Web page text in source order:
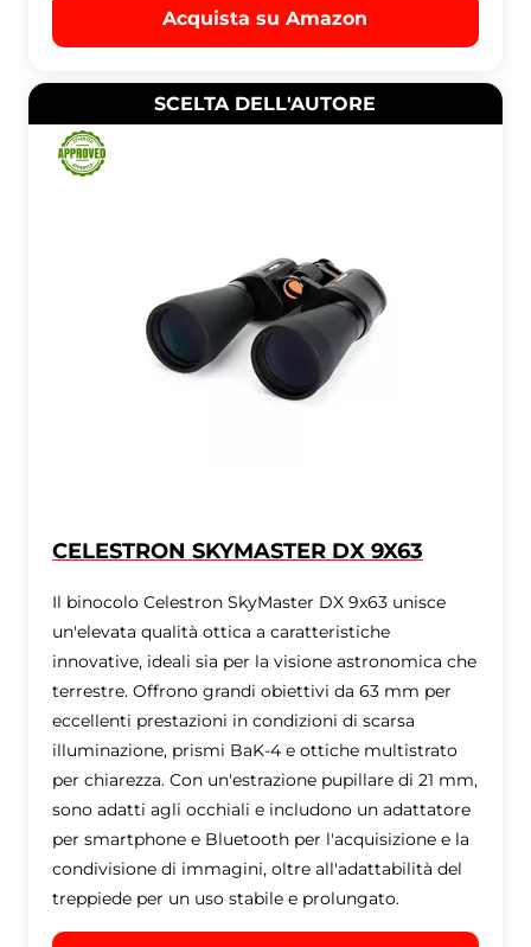
Acquista su Amazon
SCELTA DELL'AUTORE
CELESTRON SKYMASTER DX 9X63
Il binocolo Celestron SkyMaster DX 9x63 unisce
un'elevata qualità ottica a caratteristiche
innovative, ideali sia per la visione astronomica che
terrestre. Offrono grandi obiettivi da 63 mm per
eccellenti prestazioni in condizioni di scarsa
illuminazione, prismi BaK-4 e ottiche multistrato
per chiarezza. Con un'estrazione pupillare di 21 mm,
sono adatti agli occhiali e includono un adattatore
per smartphone e Bluetooth per l'acquisizione e la
condivisione di immagini, oltre all'adattabilità del
treppiede per un uso stabile e prolungato.